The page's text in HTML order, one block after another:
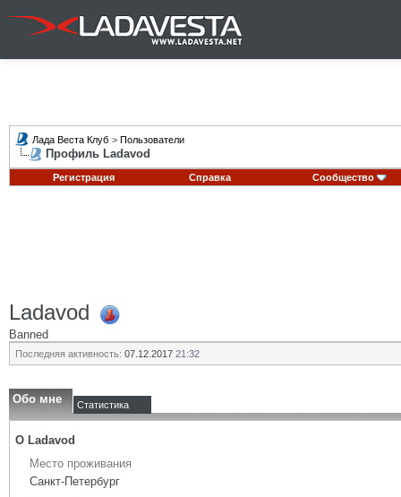
Лада Веста Клуб > Пользователи
Профиль Ladavod
Регистрация Справка Сообщество
Ladavod
Banned
Последняя активность: 07.12.2017 21:32
Обо мне Статистика
О Ladavod
Место проживания
Санкт-Петербург